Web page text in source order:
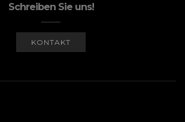
Schreiben Sie uns!
KONTAKT